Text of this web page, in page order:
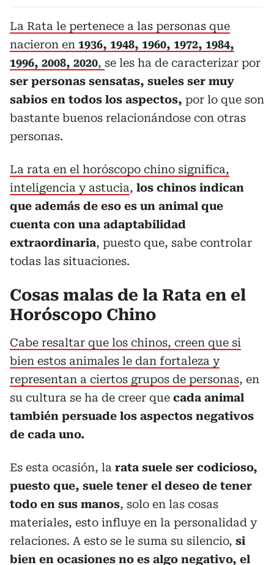
La Rata le pertenece a las personas que
nacieron en 1936, 1948, 1960, 1972, 1984,
1996, 2008, 2020, se les ha de caracterizar por
ser personas sensatas, sueles ser muy
sabios en todos los aspectos, por lo que son
bastante buenos relacionándose con otras
personas.
La rata en el horóscopo chino significa,
inteligencia y astucia, los chinos indican
que además de eso es un animal que
cuenta con una adaptabilidad
extraordinaria, puesto que, sabe controlar
todas las situaciones.
Cosas malas de la Rata en el
Horóscopo Chino
Cabe resaltar que los chinos, creen que si
bien estos animales le dan fortaleza y
representan a ciertos grupos de personas, en
su cultura se ha de creer que cada animal
también persuade los aspectos negativos
de cada uno.
Es esta ocasión, la rata suele ser codicioso,
puesto que, suele tener el deseo de tener
todo en sus manos, solo en las cosas
materiales, esto influye en la personalidad y
relaciones. A esto se le suma su silencio, si
bien en ocasiones no es algo negativo, el